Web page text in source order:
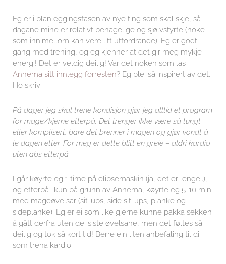
Eg er i planleggingsfasen av nye ting som skal skje, så
dagane mine er relativt behagelige og sjølvstyrte (noke
som innimellom kan vere litt utfordrande). Eg er godt i
gang med trening, og eg kjenner at det gir meg mykje
energi! Det er veldig deilig! Var det noken som las
Annema sitt innlegg forresten? Eg blei så inspirert av det.
Ho skriv:
På dager jeg skal trene kondisjon gjør jeg alltid et program
for mage/kjerne etterpå. Det trenger ikke være så tungt
eller komplisert, bare det brenner i magen og gjør vondt å
le dagen etter. For meg er dette blitt en greie – aldri kardio
uten abs etterpå.
I går køyrte eg 1 time på elipsemaskin (ja, det er lenge..),
og etterpå- kun på grunn av Annema, køyrte eg 5-10 min
med mageøvelsar (sit-ups, side sit-ups, planke og
sideplanke). Eg er ei som like gjerne kunne pakka sekken
å gått derfra uten dei siste øvelsane, men det føltes så
deilig og tok så kort tid! Berre ein liten anbefaling til di
som trena kardio.